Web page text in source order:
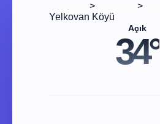
> >
Yelkovan Köyü
Açık
34°